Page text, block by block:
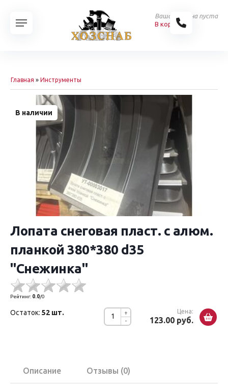
Ваша корзина пуста
В корзину
Главная » Инструменты
В наличии
Лопата снеговая пласт. с алюм.
планкой 380*380 d35
"Снежинка"
Рейтинг: 0.0/0
-
+ Цена:
123.00 руб.
Остаток: 52 шт.
Описание Отзывы (0)